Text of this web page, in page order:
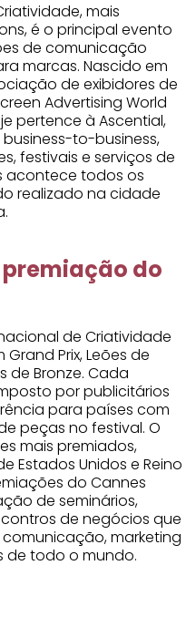
mais
é o principal evento
de comunicação
marcas. Nascido em
de exibidores de
Advertising World
pertence à Ascential,
to-business,
festivais e serviços de
acontece todos os
realizado na cidade
do
de Criatividade
Prix, Leões de
de Bronze. Cada
por publicitários
para países com
peças no festival. O
mais premiados,
Estados Unidos e Reino
do Cannes
de seminários,
de negócios que
marketing
de todo o mundo.